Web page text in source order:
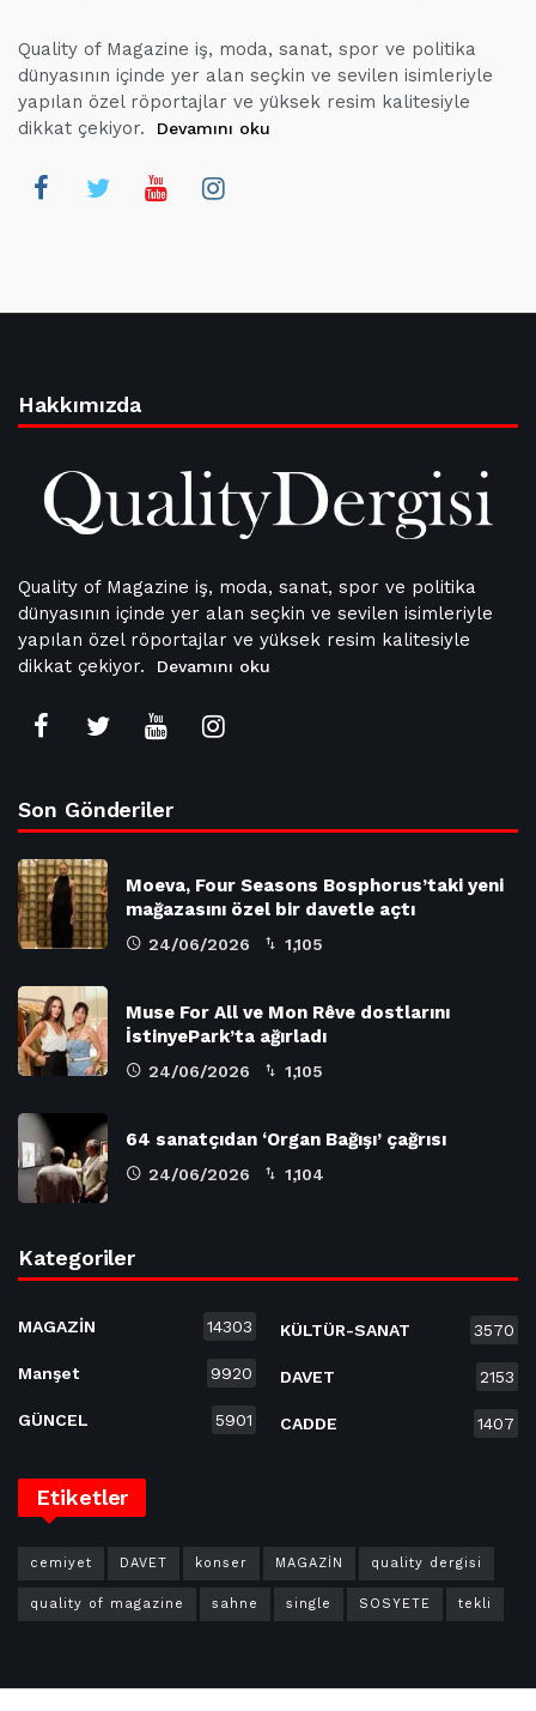
Quality of Magazine iş, moda, sanat, spor ve politika
dünyasının içinde yer alan seçkin ve sevilen isimleriyle
yapılan özel röportajlar ve yüksek resim kalitesiyle
dikkat çekiyor.
Devamını oku
Hakkımızda
Quality of Magazine iş, moda, sanat, spor ve politika
dünyasının içinde yer alan seçkin ve sevilen isimleriyle
yapılan özel röportajlar ve yüksek resim kalitesiyle
dikkat çekiyor.
Devamını oku
Son Gönderiler
Moeva, Four Seasons Bosphorus’taki yeni
mağazasını özel bir davetle açtı
24/06/2026 1,105
Muse For All ve Mon Rêve dostlarını
İstinyePark’ta ağırladı
24/06/2026 1,105
64 sanatçıdan ‘Organ Bağışı’ çağrısı
24/06/2026 1,104
Kategoriler
MAGAZİN 14303
Manşet 9920
GÜNCEL 5901
KÜLTÜR-SANAT 3570
DAVET 2153
CADDE 1407
Etiketler
cemiyet DAVET konser MAGAZİN quality dergisi
quality of magazine sahne single SOSYETE tekli